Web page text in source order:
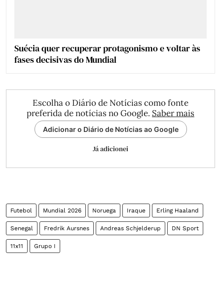
Suécia quer recuperar protagonismo e voltar às
fases decisivas do Mundial
Escolha o Diário de Notícias como fonte
preferida de notícias no Google. Saber mais
Adicionar o Diário de Notícias ao Google
Já adicionei
Futebol Mundial 2026 Noruega Iraque Erling Haaland
Senegal Fredrik Aursnes Andreas Schjelderup DN Sport
11x11 Grupo I